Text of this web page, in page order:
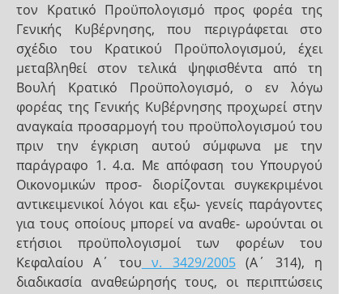
τον Κρατικό Προϋπολογισμό προς φορέα της
Γενικής Κυβέρνησης, που περιγράφεται στο
σχέδιο του Κρατικού Προϋπολογισμού, έχει
μεταβληθεί στον τελικά ψηφισθέντα από τη
Βουλή Κρατικό Προϋπολογισμό, ο εν λόγω
φορέας της Γενικής Κυβέρνησης προχωρεί στην
αναγκαία προσαρμογή του προϋπολογισμού του
πριν την έγκριση αυτού σύμφωνα με την
παράγραφο 1. 4.α. Με απόφαση του Υπουργού
Οικονομικών προσ- διορίζονται συγκεκριμένοι
αντικειμενικοί λόγοι και εξω- γενείς παράγοντες
για τους οποίους μπορεί να αναθε- ωρούνται οι
ετήσιοι προϋπολογισμοί των φορέων του
Κεφαλαίου Α΄ του ν. 3429/2005(Α΄ 314), η
διαδικασία αναθεώρησής τους, οι περιπτώσεις